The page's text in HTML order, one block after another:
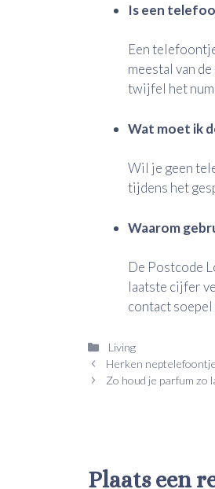
Is een
Een
meestal van
twijfel het
Wat moet ik
Wil je geen
tijdens het
Waarom
De Postcode
laatste cijfer
contact
Categorieën
Living
Herken
Zo houd je parfum zo
Plaats een